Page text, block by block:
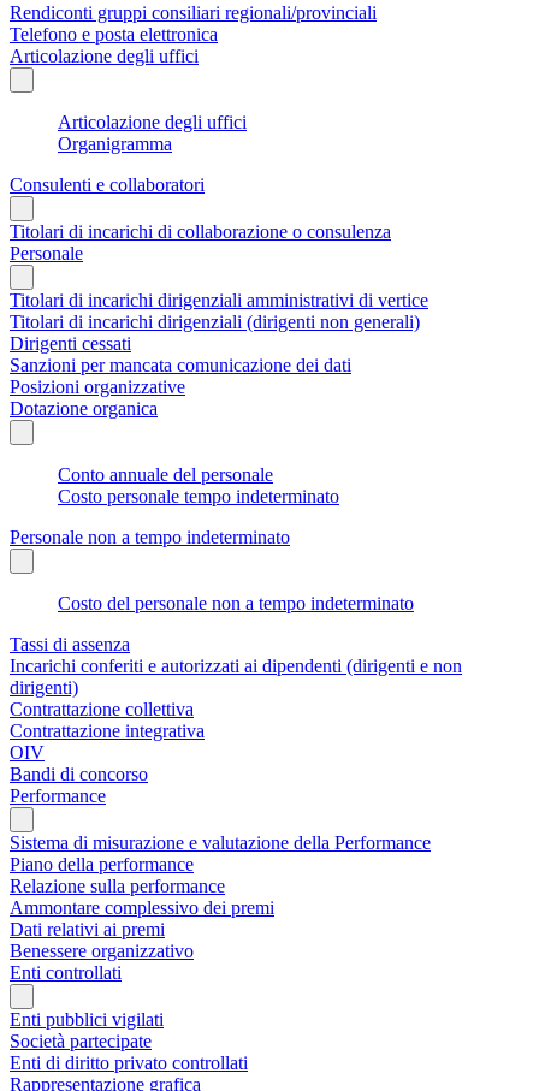
Rendiconti gruppi consiliari regionali/provinciali
Telefono e posta elettronica
Articolazione degli uffici
Articolazione degli uffici
Organigramma
Consulenti e collaboratori
Titolari di incarichi di collaborazione o consulenza
Personale
Titolari di incarichi dirigenziali amministrativi di vertice
Titolari di incarichi dirigenziali (dirigenti non generali)
Dirigenti cessati
Sanzioni per mancata comunicazione dei dati
Posizioni organizzative
Dotazione organica
Conto annuale del personale
Costo personale tempo indeterminato
Personale non a tempo indeterminato
Costo del personale non a tempo indeterminato
Tassi di assenza
Incarichi conferiti e autorizzati ai dipendenti (dirigenti e non
dirigenti)
Contrattazione collettiva
Contrattazione integrativa
OIV
Bandi di concorso
Performance
Sistema di misurazione e valutazione della Performance
Piano della performance
Relazione sulla performance
Ammontare complessivo dei premi
Dati relativi ai premi
Benessere organizzativo
Enti controllati
Enti pubblici vigilati
Società partecipate
Enti di diritto privato controllati
Rappresentazione grafica